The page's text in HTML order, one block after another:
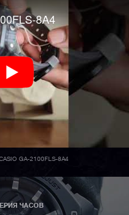
8A4
GA-2100FLS-8A4
ЧАСОВ